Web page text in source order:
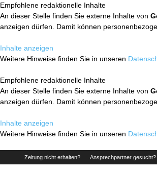
Empfohlene redaktionelle Inhalte
An dieser Stelle finden Sie externe Inhalte von
anzeigen dürfen. Damit können
Inhalte anzeigen
Weitere Hinweise finden Sie in unseren
Empfohlene redaktionelle Inhalte
An dieser Stelle finden Sie externe Inhalte von
anzeigen dürfen. Damit können
Inhalte anzeigen
Weitere Hinweise finden Sie in unseren
Zeitung nicht erhalten? Ansprechpartner gesucht?